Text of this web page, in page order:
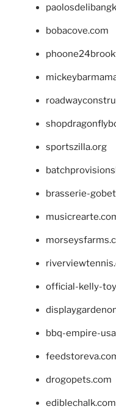
bobacove.com
sportszilla.org
brasserie-
official-kelly-
bbq-empire-
drogopets.com
ediblechalk.com